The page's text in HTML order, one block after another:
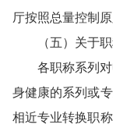
厅按照总量控制
（五）关于
各职称系列
身健康的系列或
相近专业转换职